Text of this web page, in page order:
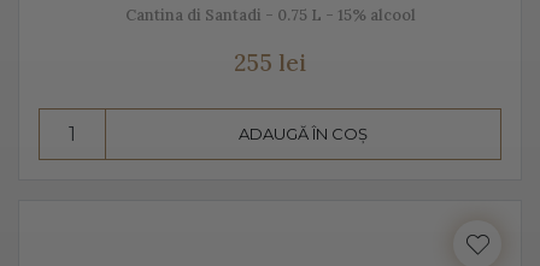
dar și în întreaga lume. Vino Italia aduce Prosecco la
tine acasă, chiar din regiunea unde este fabricat și asta
Cantina di Santadi - 0.75 L - 15% alcool
255 lei
ADAUGĂ ÎN COȘ